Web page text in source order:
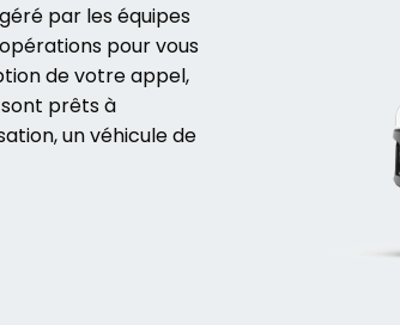
par les équipes
pour vous
de votre appel,
sont prêts à
un véhicule de